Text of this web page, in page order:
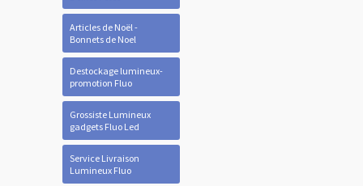
Articles de Noël -
Bonnets de Noel
Destockage lumineux-
promotion Fluo
Grossiste Lumineux
gadgets Fluo Led
Service Livraison
Lumineux Fluo